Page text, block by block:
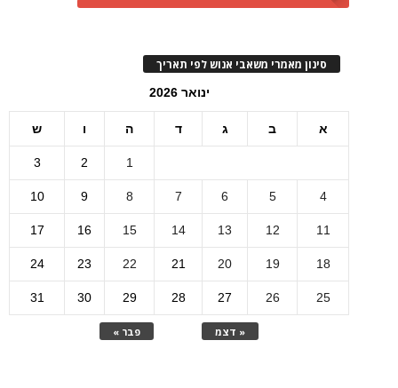
סינון מאמרי משאבי אנוש לפי תאריך
ינואר 2026
א ב ג ד ה ו ש
« דצמ פבר »
1
2
3
4
5
6
7
8
9
10
11
12
13
14
15
16
17
18
19
20
21
22
23
24
25
26
27
28
29
30
31